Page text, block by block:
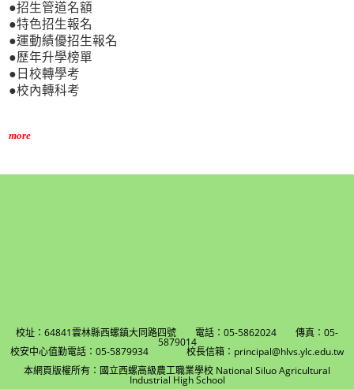
●招生管道名額
●特色招生報名
●運動績優招生報名
●歷年升學榜單
●日校轉學考
●校內轉科考
more
校址：64841雲林縣西螺鎮大同路四號 電話：05-5862024 傳真：05-
5879014
校安中心值勤電話：05-5879934 校長信箱：principal@hlvs.ylc.edu.tw
本網頁版權所有：國立西螺高級農工職業學校 National Siluo Agricultural
Industrial High School